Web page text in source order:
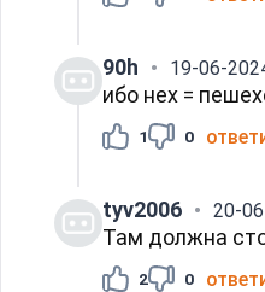
90h 19-06-
ибо нех =
1 0
tyv2006 20-
Там должна
2 0